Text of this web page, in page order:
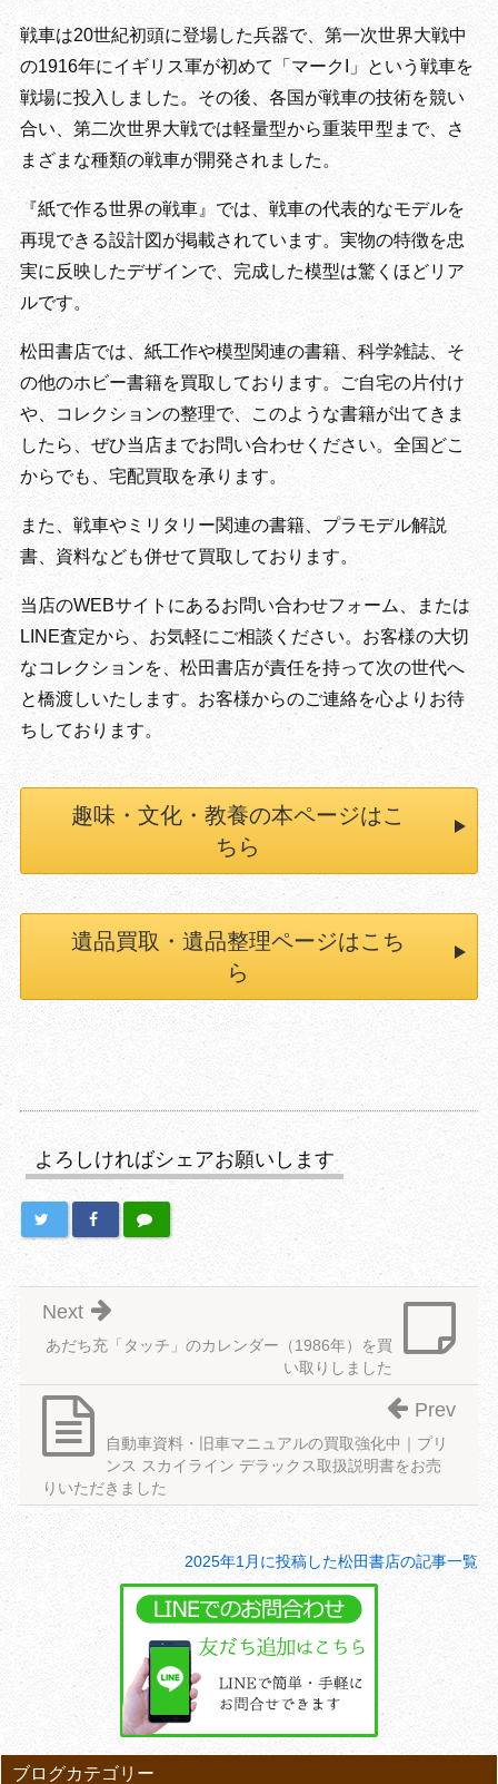
戦車は20世紀初頭に登場した兵器で、第一次世界大戦中
の1916年にイギリス軍が初めて「マークI」という戦車を
戦場に投入しました。その後、各国が戦車の技術を競い
合い、第二次世界大戦では軽量型から重装甲型まで、さ
まざまな種類の戦車が開発されました。
『紙で作る世界の戦車』では、戦車の代表的なモデルを
再現できる設計図が掲載されています。実物の特徴を忠
実に反映したデザインで、完成した模型は驚くほどリア
ルです。
松田書店では、紙工作や模型関連の書籍、科学雑誌、そ
の他のホビー書籍を買取しております。ご自宅の片付け
や、コレクションの整理で、このような書籍が出てきま
したら、ぜひ当店までお問い合わせください。全国どこ
からでも、宅配買取を承ります。
また、戦車やミリタリー関連の書籍、プラモデル解説
書、資料なども併せて買取しております。
当店のWEBサイトにあるお問い合わせフォーム、または
LINE査定から、お気軽にご相談ください。お客様の大切
なコレクションを、松田書店が責任を持って次の世代へ
と橋渡しいたします。お客様からのご連絡を心よりお待
ちしております。
趣味・文化・教養の本ページはこ
ちら
遺品買取・遺品整理ページはこち
ら
よろしければシェアお願いします
あだち充「タッチ」のカレンダー（1986年）を買
い取りしました
Next
自動車資料・旧車マニュアルの買取強化中｜プリ
ンス スカイライン デラックス取扱説明書をお売
りいただきました
Prev
2025年1月に投稿した松田書店の記事一覧
ブログカテゴリー